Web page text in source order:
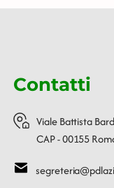
Contatti
Viale Battista
CAP - 00155